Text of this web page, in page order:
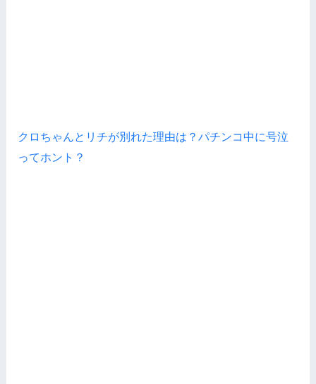
クロちゃんとリチが別れた理由は？パチンコ中に号泣
ってホント？